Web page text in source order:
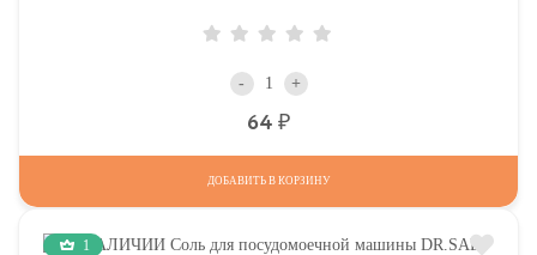
- +
64
ДОБАВИТЬ В КОРЗИНУ
1